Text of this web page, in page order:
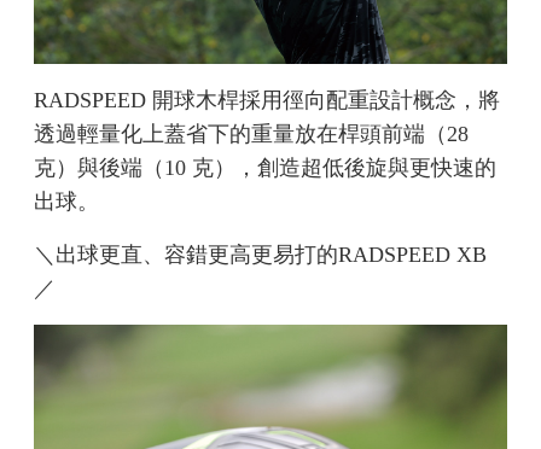
RADSPEED 開球木桿採用徑向配重設計概念，將
透過輕量化上蓋省下的重量放在桿頭前端（28
克）與後端（10 克），創造超低後旋與更快速的
出球。
＼出球更直、容錯更高更易打的RADSPEED XB
／